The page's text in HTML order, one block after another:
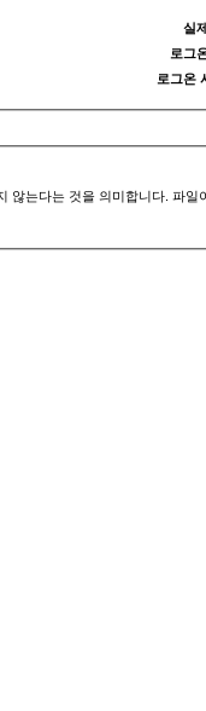
실
로그
로그온
않는다는 것을 의미합니다. 파